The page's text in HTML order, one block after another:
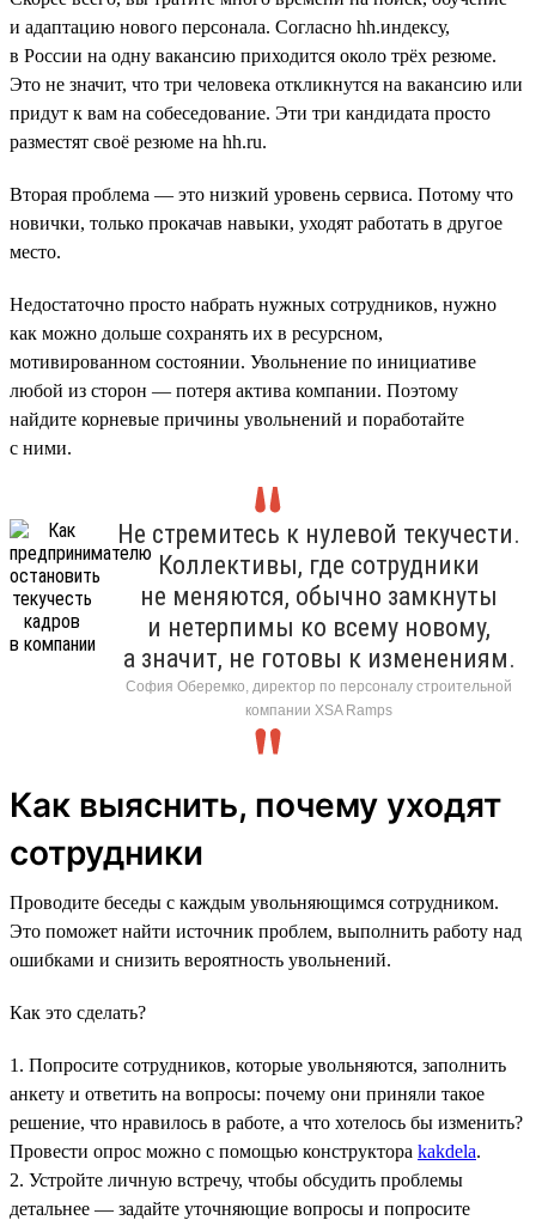
и адаптацию нового персонала. Согласно hh.индексу,
в России на одну вакансию приходится около трёх резюме.
Это не значит, что три человека откликнутся на вакансию или
придут к вам на собеседование. Эти три кандидата просто
разместят своё резюме на hh.ru.
Вторая проблема — это низкий уровень сервиса. Потому что
новички, только прокачав навыки, уходят работать в другое
место.
Недостаточно просто набрать нужных сотрудников, нужно
как можно дольше сохранять их в ресурсном,
мотивированном состоянии. Увольнение по инициативе
любой из сторон — потеря актива компании. Поэтому
найдите корневые причины увольнений и поработайте
с ними.
Не стремитесь к нулевой текучести.
Коллективы, где сотрудники
не меняются, обычно замкнуты
и нетерпимы ко всему новому,
а значит, не готовы к изменениям.
София Оберемко, директор по персоналу строительной
компании XSA Ramps
Как выяснить, почему уходят
сотрудники
Проводите беседы с каждым увольняющимся сотрудником.
Это поможет найти источник проблем, выполнить работу над
ошибками и снизить вероятность увольнений.
Как это сделать?
1. Попросите сотрудников, которые увольняются, заполнить
анкету и ответить на вопросы: почему они приняли такое
решение, что нравилось в работе, а что хотелось бы изменить?
Провести опрос можно с помощью конструктора kakdela.
2. Устройте личную встречу, чтобы обсудить проблемы
детальнее — задайте уточняющие вопросы и попросите